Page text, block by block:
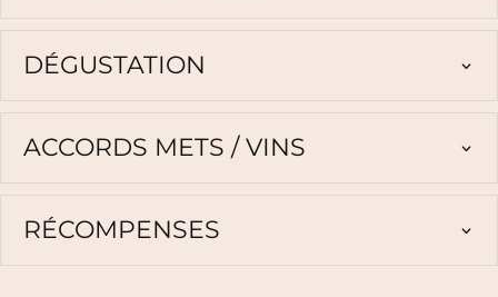
DÉGUSTATION
ACCORDS METS / VINS
RÉCOMPENSES